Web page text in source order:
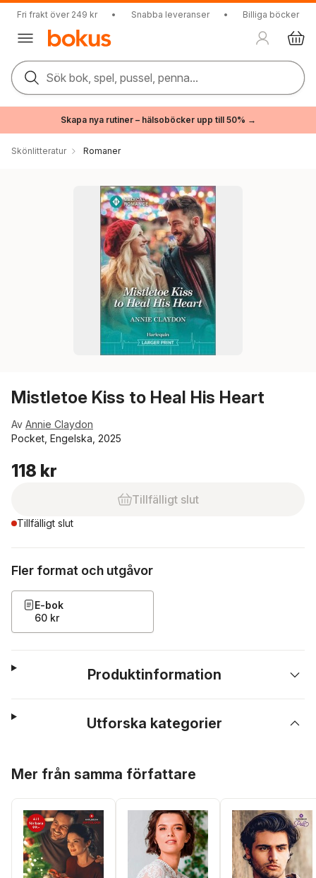
Fri frakt över 249 kr • Snabba leveranser • Billiga böcker
Sök bok, spel, pussel, penna...
Skapa nya rutiner – hälsoböcker upp till 50% →
Skönlitteratur Romaner
Mistletoe Kiss to Heal His Heart
Av Annie Claydon
Pocket, Engelska, 2025
118 kr
Tillfälligt slut
Tillfälligt slut
Fler format och utgåvor
E-bok
60 kr
Produktinformation
Utforska kategorier
Mer från samma författare